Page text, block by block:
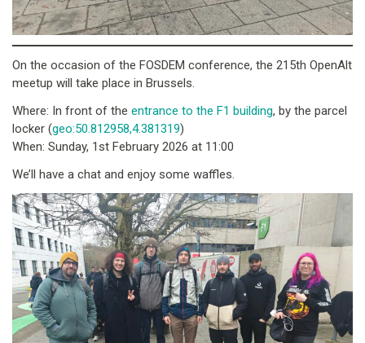
On the occasion of the FOSDEM conference, the 215th OpenAlt
meetup will take place in Brussels.
Where: In front of the entrance to the F1 building, by the parcel
locker (geo:50.812958,4.381319)
When: Sunday, 1st February 2026 at 11:00
We’ll have a chat and enjoy some waffles.